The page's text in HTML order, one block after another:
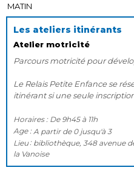
Les ateliers itinérants
Atelier motricité
MATIN
Parcours motricité pour
Le Relais Petite Enfance se
itinérant si une seule
Horaires : De 9h45 à 11h
Age : A partir de 0 jusqu'à 3
Lieu bibliothèque, 348 avenue
la Vanoise